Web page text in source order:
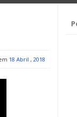
18 Abril , 2018